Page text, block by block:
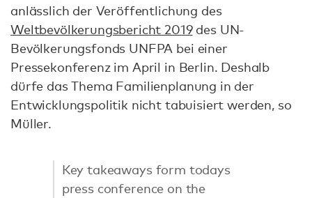
anlässlich der Veröffentlichung des
Weltbevölkerungsbericht 2019des UN-
Bevölkerungsfonds UNFPA bei einer
Pressekonferenz im April in Berlin. Deshalb
dürfe das Thema Familienplanung in der
Entwicklungspolitik nicht tabuisiert werden, so
Müller.
Key takeaways form todays
press conference on the